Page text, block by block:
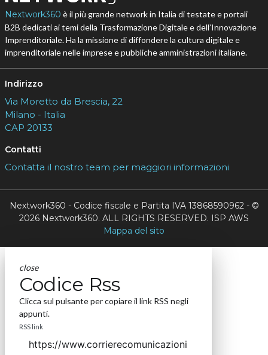
Nextwork360 è il più grande network in Italia di testate e portali
B2B dedicati ai temi della Trasformazione Digitale e dell’Innovazione
Imprenditoriale. Ha la missione di diffondere la cultura digitale e
imprenditoriale nelle imprese e pubbliche amministrazioni italiane.
Indirizzo
Via Moretto da Brescia, 22
Milano - Italia
CAP 20133
Contatti
Contatta il nostro team per maggiori informazioni
Nextwork360 - Codice fiscale e Partita IVA 13868590962 - ©
2026 Nextwork360. ALL RIGHTS RESERVED. ISP AWS
Mappa del sito
close
Codice Rss
Clicca sul pulsante per copiare il link RSS negli
appunti.
RSS link